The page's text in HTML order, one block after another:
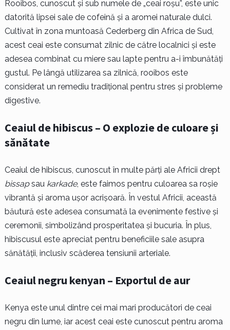
Rooibos, cunoscut și sub numele de „ceai roșu”, este unic
datorită lipsei sale de cofeină și a aromei naturale dulci.
Cultivat în zona muntoasă Cederberg din Africa de Sud,
acest ceai este consumat zilnic de către localnici și este
adesea combinat cu miere sau lapte pentru a-i îmbunătăți
gustul. Pe lângă utilizarea sa zilnică, rooibos este
considerat un remediu tradițional pentru stres și probleme
digestive.
Ceaiul de hibiscus – O explozie de culoare și
sănătate
Ceaiul de hibiscus, cunoscut în multe părți ale Africii drept
bissapsau karkade, este faimos pentru culoarea sa roșie
vibrantă și aroma ușor acrișoară. În vestul Africii, această
băutură este adesea consumată la evenimente festive și
ceremonii, simbolizând prosperitatea și bucuria. În plus,
hibiscusul este apreciat pentru beneficiile sale asupra
sănătății, inclusiv scăderea tensiunii arteriale.
Ceaiul negru kenyan – Exportul de aur
Kenya este unul dintre cei mai mari producători de ceai
negru din lume, iar acest ceai este cunoscut pentru aroma